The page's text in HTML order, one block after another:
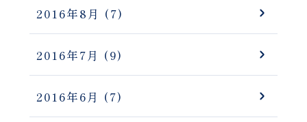
2016年8月 (7)
2016年7月 (9)
2016年6月 (7)